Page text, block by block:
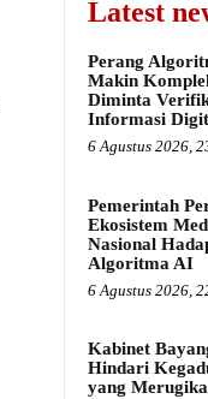
Latest
Perang
Makin
Diminta
Informasi
6 Agustus 2026,
Pemerintah
Ekosistem
Nasional
Algoritma AI
6 Agustus 2026,
Kabinet
Hindari
yang